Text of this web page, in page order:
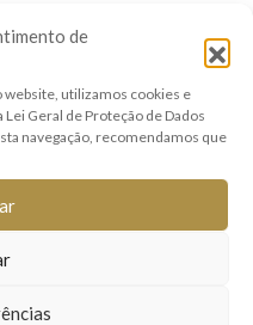
de
website, utilizamos cookies e
Geral de Proteção de Dados
navegação, recomendamos que
ou a investigação,
destruir provas,
quando há risco
através de decisão
a prisão ilegal, porém,